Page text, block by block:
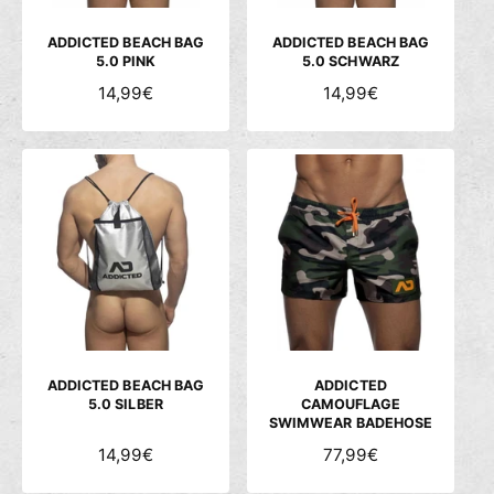
S
S
ADDICTED BEACH BAG
5.0 PINK
N
M
A
L
E
R
P
R
E
S
14,99€
ADDICTED BEACH BAG
5.0 SCHWARZ
N
M
A
L
E
R
P
S
14,99€
ADDICTED BEACH BAG
5.0 SILBER
N
14,99€
ADDICTED
CAMOUFLAGE
SWIMWEAR BADEHOSE
N
77,99€